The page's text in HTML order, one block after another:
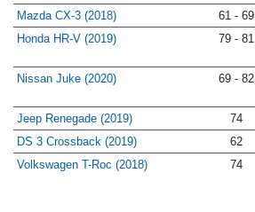
Mazda CX-3 (2018) 61 - 69
Honda HR-V (2019)
79 - 81
Nissan Juke (2020) 69 - 82
Jeep Renegade (2019) 74
DS 3 Crossback (2019)
62
Volkswagen T-Roc (2018)
74